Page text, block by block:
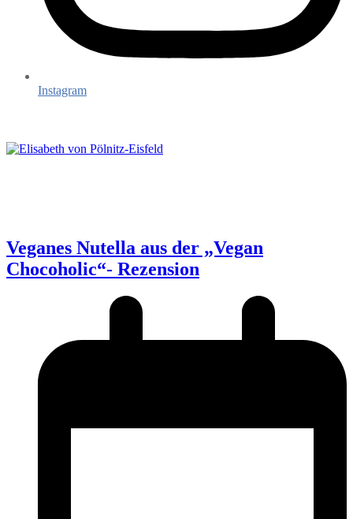
Instagram
Veganes Nutella aus der „Vegan
Chocoholic“- Rezension